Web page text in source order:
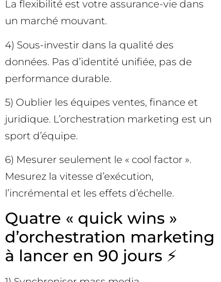
La flexibilité est votre assurance-vie dans
un marché mouvant.
4) Sous-investir dans la qualité des
données. Pas d’identité unifiée, pas de
performance durable.
5) Oublier les équipes ventes, finance et
juridique. L’orchestration marketing est un
sport d’équipe.
6) Mesurer seulement le « cool factor ».
Mesurez la vitesse d’exécution,
l’incrémental et les effets d’échelle.
Quatre « quick wins »
d’orchestration marketing
à lancer en 90 jours ⚡